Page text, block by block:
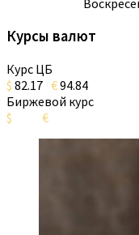
Курсы валют
Курс ЦБ
$ 82.17 €94.84
Биржевой курс
$
€